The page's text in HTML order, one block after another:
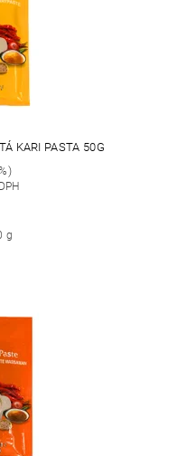
KARI PASTA 50G
g